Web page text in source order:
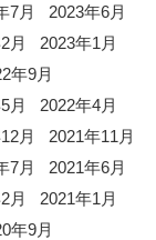
7月
2023年6月
月
2023年1月
年9月
月
2022年4月
月
2021年11月
7月
2021年6月
月
2021年1月
年9月